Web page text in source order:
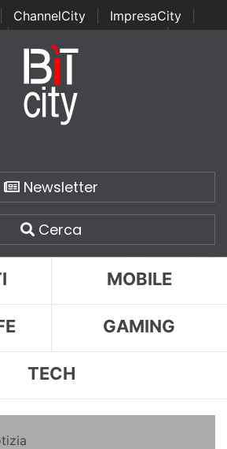
ChannelCity ImpresaCity
| Italian Channel Awards | Italian
Italian Security Awards
Newsletter
Cerca
MOBILE
GAMING
TECH